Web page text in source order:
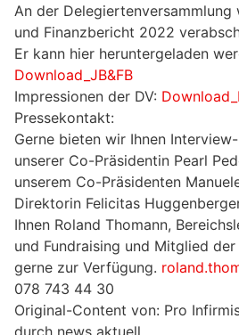
An der Delegiertenversammlung
und Finanzbericht 2022
Er kann hier heruntergeladen
Download_JB&FB
Impressionen der DV:
Pressekontakt:
Gerne bieten wir Ihnen
unserer Co-Präsidentin Pearl
unserem Co-Präsidenten
Direktorin Felicitas
Ihnen Roland Thomann,
und Fundraising und Mitglied
gerne zur Verfügung.
078 743 44 30
Original-Content von: Pro